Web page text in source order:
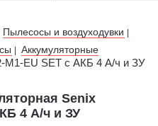
Пылесосы и воздуходувки |
| Аккумуляторные
M1-EU SET с АКБ 4 А/ч и ЗУ
Senix
4 А/ч и ЗУ